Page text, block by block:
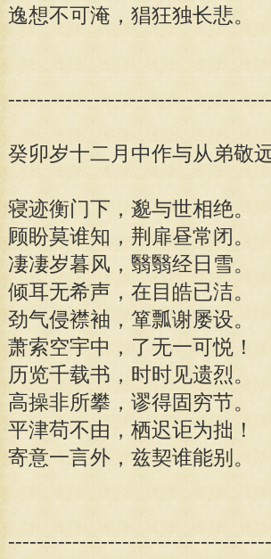
逸想不可淹，猖狂独长悲。
癸卯岁十二月中作与从弟敬
寝迹衡门下，邈与世相绝。
顾盼莫谁知，荆扉昼常闭。
凄凄岁暮风，翳翳经日雪。
倾耳无希声，在目皓已洁。
劲气侵襟袖，箪瓢谢屡设。
萧索空宇中，了无一可悦！
历览千载书，时时见遗烈。
高操非所攀，谬得固穷节。
平津苟不由，栖迟讵为拙！
寄意一言外，兹契谁能别。